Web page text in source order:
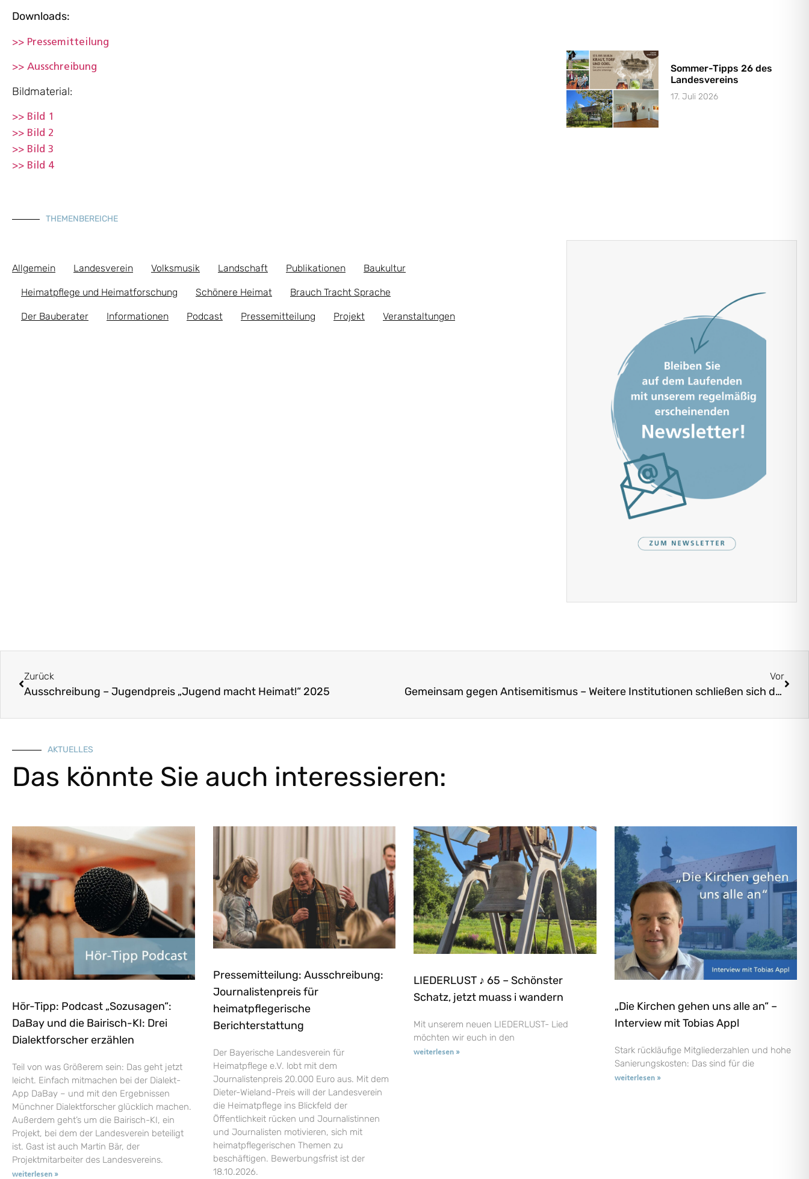
Downloads:
>> Pressemitteilung
>> Ausschreibung
Bildmaterial:
>> Bild 1
>> Bild 2
>> Bild 3
>> Bild 4
THEMENBEREICHE
Allgemein Landesverein Volksmusik Landschaft Publikationen Baukultur
Heimatpflege und Heimatforschung Schönere Heimat Brauch Tracht Sprache
Der Bauberater Informationen Podcast Pressemitteilung Projekt Veranstaltungen
Sommer-Tipps 26 des
Landesvereins
17. Juli 2026
Zurück
Ausschreibung – Jugendpreis „Jugend macht Heimat!“ 2025
Vor
Gemeinsam gegen Antisemitismus – Weitere Institutionen schließen sich der Kampagne des Landesvereins an
AKTUELLES
Das könnte Sie auch interessieren:
Hör-Tipp: Podcast „Sozusagen“:
DaBay und die Bairisch-KI: Drei
Dialektforscher erzählen
Teil von was Größerem sein: Das geht jetzt
leicht. Einfach mitmachen bei der Dialekt-
App DaBay – und mit den Ergebnissen
Münchner Dialektforscher glücklich machen.
Außerdem geht’s um die Bairisch-KI, ein
Projekt, bei dem der Landesverein beteiligt
ist. Gast ist auch Martin Bär, der
Projektmitarbeiter des Landesvereins.
weiterlesen »
Pressemitteilung: Ausschreibung:
Journalistenpreis für
heimatpflegerische
Berichterstattung
Der Bayerische Landesverein für
Heimatpflege e.V. lobt mit dem
Journalistenpreis 20.000 Euro aus. Mit dem
Dieter-Wieland-Preis will der Landesverein
die Heimatpflege ins Blickfeld der
Öffentlichkeit rücken und Journalistinnen
und Journalisten motivieren, sich mit
heimatpflegerischen Themen zu
beschäftigen. Bewerbungsfrist ist der
18.10.2026.
LIEDERLUST ♪ 65 – Schönster
Schatz, jetzt muass i wandern
Mit unserem neuen LIEDERLUST- Lied
möchten wir euch in den
weiterlesen »
„Die Kirchen gehen uns alle an“ –
Interview mit Tobias Appl
Stark rückläufige Mitgliederzahlen und hohe
Sanierungskosten: Das sind für die
weiterlesen »